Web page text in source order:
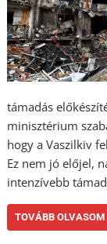
támadás
minisztérium
hogy a Vaszilkiv
Ez nem jó előjel,
intenzívebb
TOVÁBB OLVASOM